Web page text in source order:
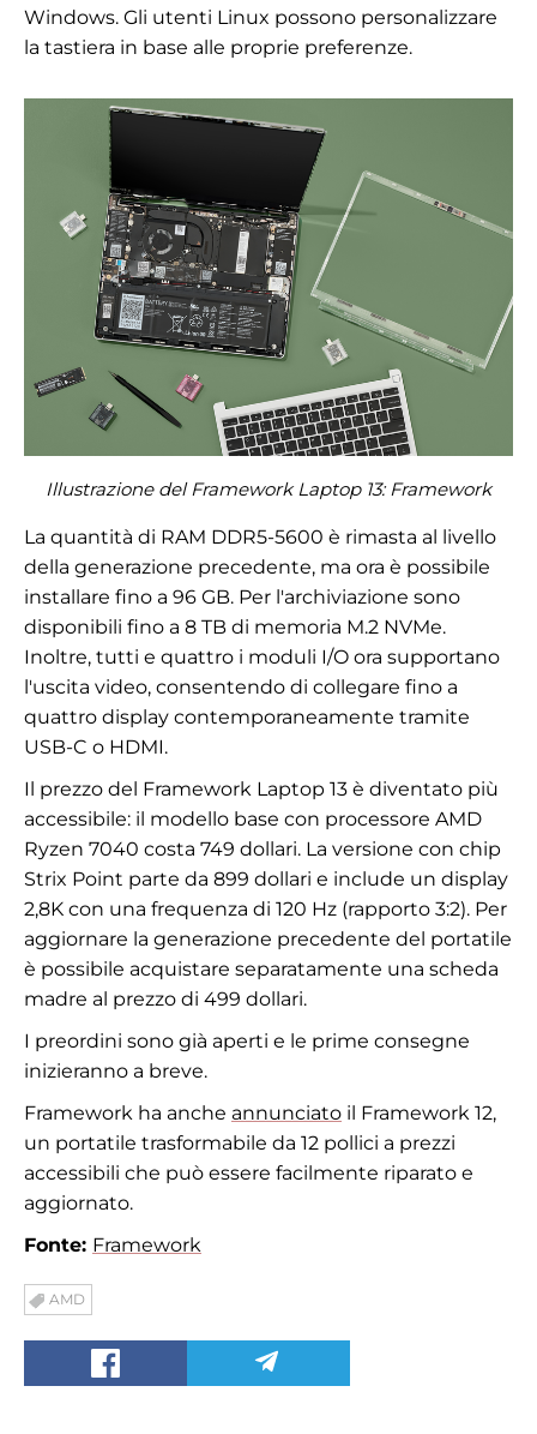
Windows. Gli utenti Linux possono personalizzare
la tastiera in base alle proprie preferenze.
Illustrazione del Framework Laptop 13: Framework
La quantità di RAM DDR5-5600 è rimasta al livello
della generazione precedente, ma ora è possibile
installare fino a 96 GB. Per l'archiviazione sono
disponibili fino a 8 TB di memoria M.2 NVMe.
Inoltre, tutti e quattro i moduli I/O ora supportano
l'uscita video, consentendo di collegare fino a
quattro display contemporaneamente tramite
USB-C o HDMI.
Il prezzo del Framework Laptop 13 è diventato più
accessibile: il modello base con processore AMD
Ryzen 7040 costa 749 dollari. La versione con chip
Strix Point parte da 899 dollari e include un display
2,8K con una frequenza di 120 Hz (rapporto 3:2). Per
aggiornare la generazione precedente del portatile
è possibile acquistare separatamente una scheda
madre al prezzo di 499 dollari.
I preordini sono già aperti e le prime consegne
inizieranno a breve.
Framework ha anche annunciato il Framework 12,
un portatile trasformabile da 12 pollici a prezzi
accessibili che può essere facilmente riparato e
aggiornato.
Fonte: Framework
AMD